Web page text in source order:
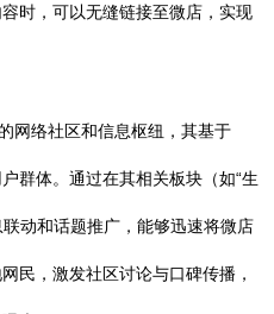
时，可以无缝链接至微店，实现
网络社区和信息枢纽，其基于
群体。通过在其相关板块（如“生
动和话题推广，能够迅速将微店
民，激发社区讨论与口碑传播，